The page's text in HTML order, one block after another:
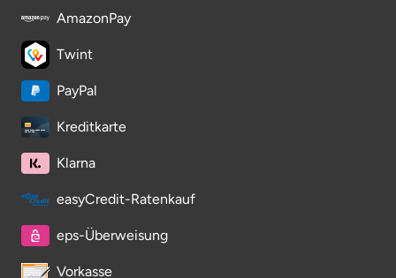
AmazonPay
Twint
PayPal
Kreditkarte
Klarna
easyCredit-Ratenkauf
eps-Überweisung
Vorkasse
Langenselbold
Leipzig
Leutkirch
Ludwigslust-Parchim
Lübeck